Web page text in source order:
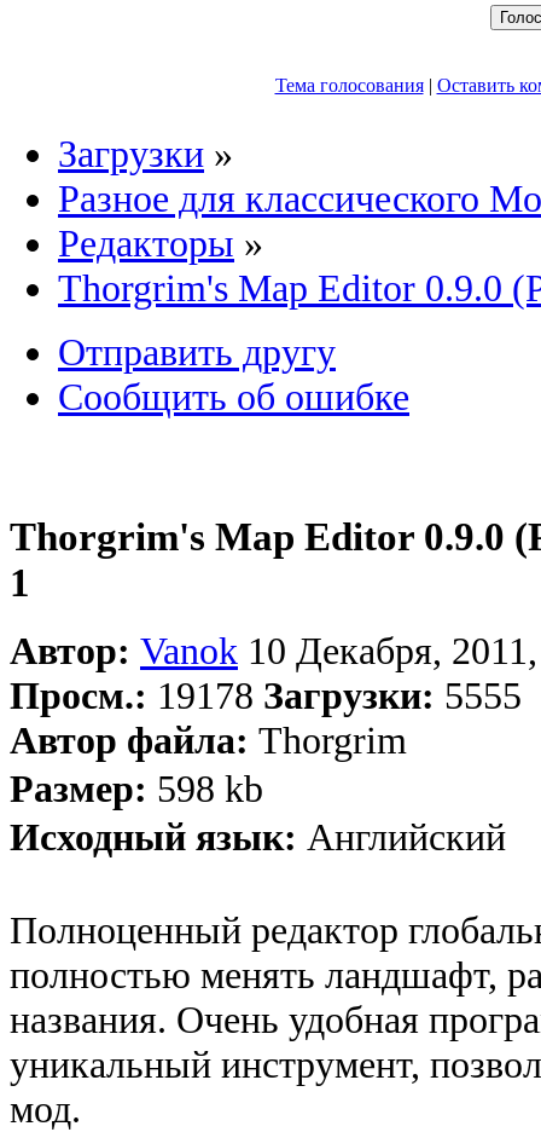
Тема голосования| Оставить
Загрузки »
Разное для классического
Редакторы »
Thorgrim's Map Editor 0.9.0
Отправить другу
Сообщить об ошибке
Thorgrim's Map Editor 0.9.0
1
Автор: Vanok 10 Декабря,
Просм.: 19178 Загрузки: 5555
Автор файла: Thorgrim
Размер: 598 kb
Исходный язык: Английский
Полноценный редактор
полностью менять ландшафт,
названия. Очень удобная
уникальный инструмент,
мод.